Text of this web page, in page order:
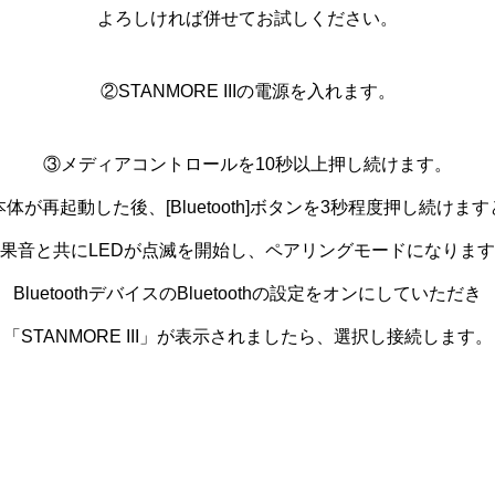
よろしければ併せてお試しください。
②STANMORE IIIの電源を入れます。
③メディアコントロールを10秒以上押し続けます。
が再起動した後、 [Bluetooth]ボタンを3秒程度押し続けます
音と共に LEDが点滅を開始し、ペアリングモードになりま
BluetoothデバイスのBluetoothの設定をオンにしていただき
「STANMORE III」が表示されましたら、選択し接続します。